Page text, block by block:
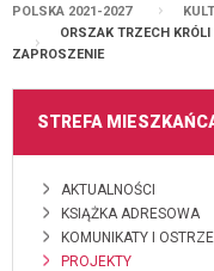
POLSKA 2021-2027
ORSZAK TRZECH
ZAPROSZENIE
MENU
STREFA
AKTUALNOŚCI
KSIĄŻKA ADRESOWA
KOMUNIKATY I
PROJEKTY